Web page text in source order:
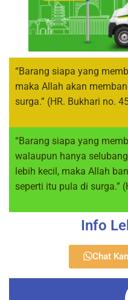
“Barang siapa yang
maka Allah akan
surga.” (HR. Bukhari no.
“Barang siapa yang
walaupun hanya
lebih kecil, maka Allah
seperti itu pula di surga.”
Info
Chat